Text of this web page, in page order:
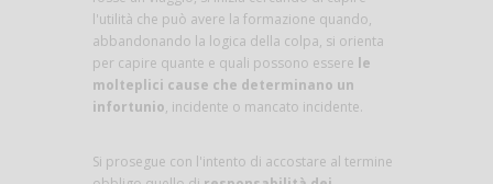
l'utilità che può avere la formazione quando,
abbandonando la logica della colpa, si orienta
per capire quante e quali possono essere le
molteplici cause che determinano un
infortunio, incidente o mancato incidente.
Si prosegue con l'intento di accostare al termine